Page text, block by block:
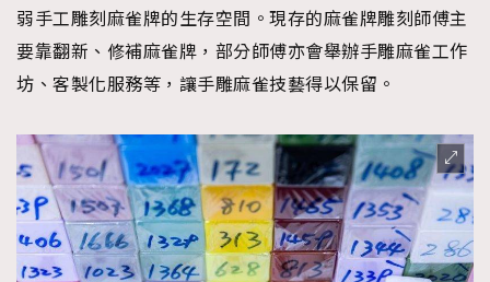
弱手工雕刻麻雀牌的生存空間。現存的麻雀牌雕刻師傅主
要靠翻新、修補麻雀牌，部分師傅亦會舉辦手雕麻雀工作
坊、客製化服務等，讓手雕麻雀技藝得以保留。